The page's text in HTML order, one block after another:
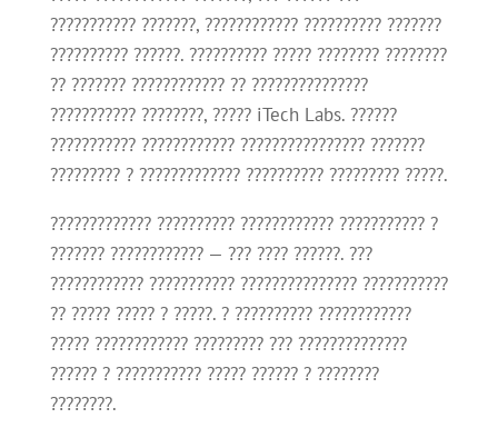
??????????? ???????, ???????????? ?????????? ???????
?????????? ??????. ?????????? ????? ???????? ????????
?? ??????? ???????????? ?? ???????????????
??????????? ????????, ????? iTech Labs. ??????
??????????? ???????????? ???????????????? ???????
????????? ? ????????????? ?????????? ????????? ?????.
????????????? ?????????? ???????????? ??????????? ?
??????? ???????????? — ??? ???? ??????. ???
???????????? ??????????? ??????????????? ???????????
?? ????? ????? ? ?????. ? ?????????? ????????????
????? ???????????? ????????? ??? ??????????????
?????? ? ??????????? ????? ?????? ? ????????
????????.